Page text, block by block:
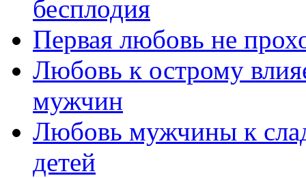
бесплодия
Первая любовь не
Любовь к острому
мужчин
Любовь мужчины к
детей